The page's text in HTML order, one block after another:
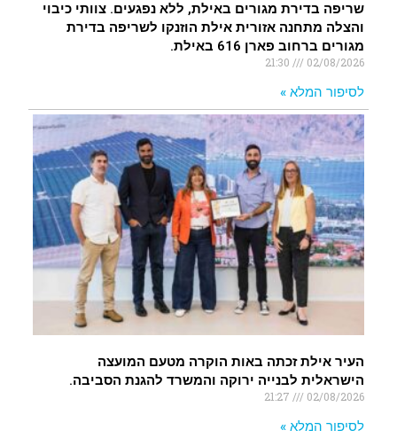
שריפה בדירת מגורים באילת, ללא נפגעים. צוותי כיבוי
והצלה מתחנה אזורית אילת הוזנקו לשריפה בדירת
מגורים ברחוב פארן 616 באילת.
02/08/2026
לסיפור המלא »
העיר אילת זכתה באות הוקרה מטעם המועצה
הישראלית לבנייה ירוקה והמשרד להגנת הסביבה.
02/08/2026
לסיפור המלא »